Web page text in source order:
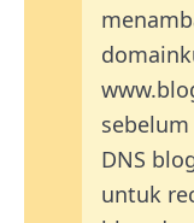
DNS
untuk